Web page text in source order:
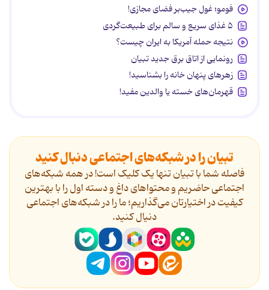
فومو؛ غول جیب‌بر فضای مجازی!
۵ غذای سریع و سالم برای طبیعت‌گردی
نتیجه حمله آمریکا به ایران چیست؟
رونمایی از اتاق برق جدید تبیان
زهرهای پنهان خانه را بشناسید!
قهرمان‌های خسته یا والدین مفید!
تبیان را در شبکه‌های اجتماعی دنبال کنید
فاصله شما با تبیان تنها یک کلیک است! در همه شبکه‌های
اجتماعی حاضریم و محتواهای داغ و دسته اول را با بهترین
کیفیت در اختیارتان می‌گذاریم؛ ما را در شبکه‌های اجتماعی
دنیال کنید.